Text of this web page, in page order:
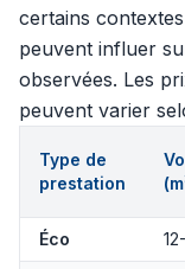
certains
peuvent influer
observées. Les
peuvent varier
Type de
prestation
(m
Éco